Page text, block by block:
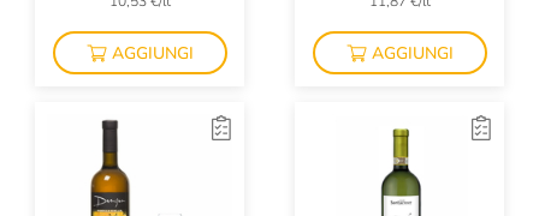
La Spinetta
La Stoppa
La Torre Di Castel Rocchero
AGGIUNGI AGGIUNGI